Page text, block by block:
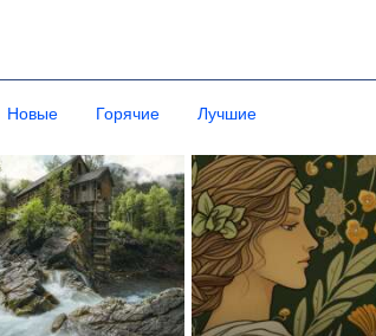
Новые Горячие Лучшие